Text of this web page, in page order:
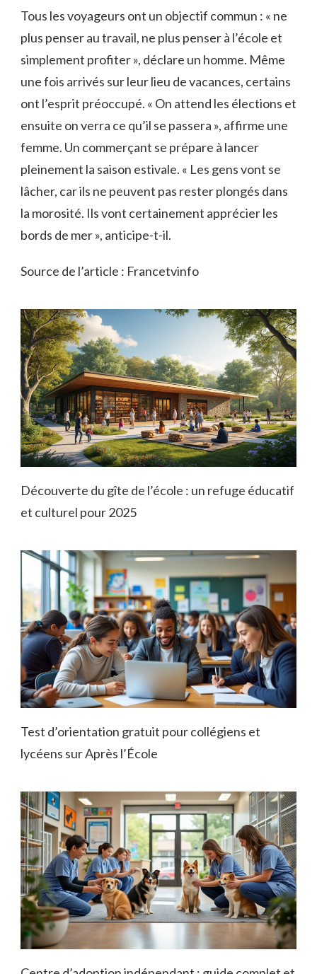
Tous les voyageurs ont un objectif commun : « ne
plus penser au travail, ne plus penser à l’école et
simplement profiter », déclare un homme. Même
une fois arrivés sur leur lieu de vacances, certains
ont l’esprit préoccupé. « On attend les élections et
ensuite on verra ce qu’il se passera », affirme une
femme. Un commerçant se prépare à lancer
pleinement la saison estivale. « Les gens vont se
lâcher, car ils ne peuvent pas rester plongés dans
la morosité. Ils vont certainement apprécier les
bords de mer », anticipe-t-il.
Source de l’article : Francetvinfo
Découverte du gîte de l’école : un refuge éducatif
et culturel pour 2025
Test d’orientation gratuit pour collégiens et
lycéens sur Après l’École